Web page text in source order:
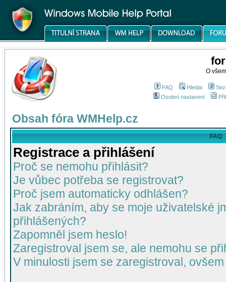
O
FAQ Hledat
Osobní nastavení
Obsah fóra WMHelp.cz
FAQ
Registrace a přihlášení
Proč se nemohu přihlásit?
Je vůbec potřeba se registrovat?
Proč jsem automaticky odhlášen?
Jak zabráním, aby se moje uživatelské
přihlášených?
Zapomněl jsem heslo!
Zaregistroval jsem se, ale nemohu se
V minulosti jsem se zaregistroval,